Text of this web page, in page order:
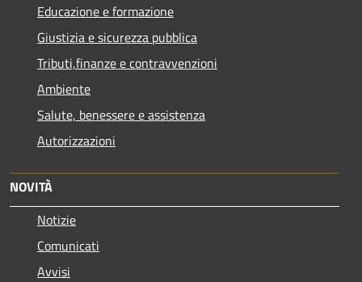
Educazione e formazione
Giustizia e sicurezza pubblica
Tributi,finanze e contravvenzioni
Ambiente
Salute, benessere e assistenza
Autorizzazioni
NOVITÀ
Notizie
Comunicati
Avvisi